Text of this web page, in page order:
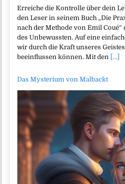
Erreiche die Kontrolle über dein
den Leser in seinem Buch „Die
nach der Methode von Emil Coué“
des Unbewussten. Auf eine
wir durch die Kraft unseres
beeinflussen können. Mit den
[...]
Das Mysterium von Malbackt